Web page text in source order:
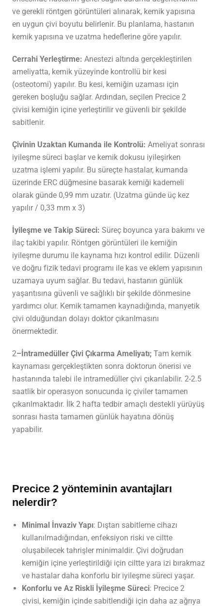
ve gerekli röntgen görüntüleri alınarak, kemik yapısına
en uygun çivi boyutu belirlenir. Bu planlama, hastanın
kemik yapısına ve uzatma hedeflerine göre yapılır.
Cerrahi Yerleştirme: Anestezi altında gerçekleştirilen
ameliyatta, kemik yüzeyinde kontrollü bir kesi
(osteotomi) yapılır. Bu kesi, kemiğin uzaması için
gereken boşluğu sağlar. Ardından, seçilen Precice 2
çivisi kemiğin içine yerleştirilir ve güvenli bir şekilde
sabitlenir.
Çivinin Uzaktan Kumanda ile Kontrolü: Ameliyat sonrası
iyileşme süreci başlar ve kemik dokusu iyileşirken
uzatma işlemi yapılır. Bu süreçte hastalar, kumanda
üzerinde ERC düğmesine basarak kemiği kademeli
olarak günde 0,99 mm uzatır. (Uzatma günde üç kez
yapılır / 0,33 mm x 3)
İyileşme ve Takip Süreci: Süreç boyunca yara bakımı ve
ilaç takibi yapılır. Röntgen görüntüleri ile kemiğin
iyileşme durumu ile kaynama hızı kontrol edilir. Düzenli
ve doğru fizik tedavi programı ile kas ve eklem yapısının
uzamaya uyum sağlar. Bu tedavi, hastanın günlük
yaşantısına güvenli ve sağlıklı bir şekilde dönmesine
yardımcı olur. Kemik tamamen kaynadığında, manyetik
çivi olduğundan dolayı doktor çıkarılmasını
önermektedir.
2–İntramedüller Çivi Çıkarma Ameliyatı; Tam kemik
kaynaması gerçekleştikten sonra doktorun önerisi ve
hastanında talebi ile intramedüller çivi çıkarılabilir. 2-2.5
saatlik bir operasyon sonucunda iç çiviler tamamen
çıkarılmaktadır. İlk 2 hafta tedbir amaçlı destekli yürüyüş
sonrası hasta tamamen günlük hayatına dönüş
yapabilir.
Precice 2 yönteminin avantajları
nelerdir?
Minimal İnvaziv Yapı: Dıştan sabitleme cihazı
kullanılmadığından, enfeksiyon riski ve ciltte
oluşabilecek tahrişler minimaldir. Çivi doğrudan
kemiğin içine yerleştirildiği için ciltte yara izi bırakmaz
ve hastalar daha konforlu bir iyileşme süreci yaşar.
Konforlu ve Az Riskli İyileşme Süreci: Precice 2
çivisi, kemiğin içinde sabitlendiği için daha az ağrıya